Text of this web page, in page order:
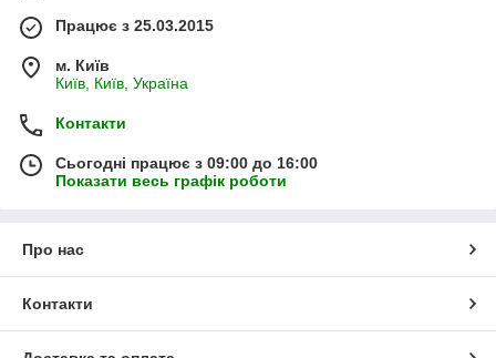
Працює з 25.03.2015
м. Київ
Київ, Київ, Україна
Контакти
Сьогодні працює з 09:00 до 16:00
Показати весь графік роботи
Про нас
Контакти